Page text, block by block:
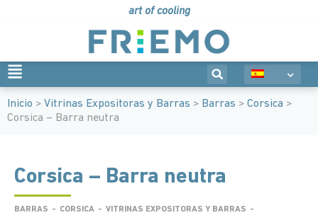
art of cooling
Inicio > Vitrinas Expositoras y Barras > Barras > Corsica >
Corsica – Barra neutra
Corsica – Barra neutra
BARRAS - CORSICA - VITRINAS EXPOSITORAS Y BARRAS -